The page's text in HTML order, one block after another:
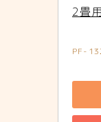
2畳
PF-